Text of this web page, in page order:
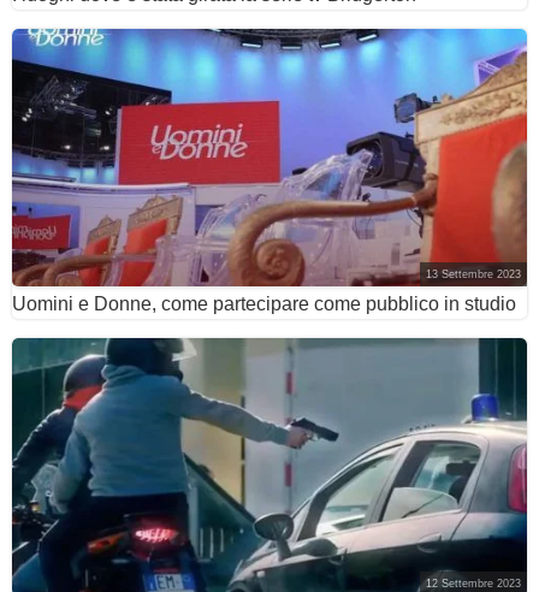
13 Settembre 2023
Uomini e Donne, come partecipare come pubblico in studio
12 Settembre 2023